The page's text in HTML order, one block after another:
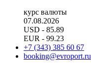
курс валюты
07.08.2026
USD - 85.89
EUR - 99.23
+7 (343) 385 60 67
booking@evroport.ru